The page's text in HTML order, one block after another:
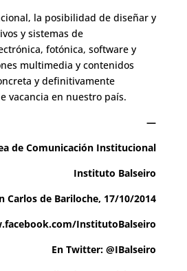
la posibilidad de diseñar y
y sistemas de
fotónica, software y
multimedia y contenidos
y definitivamente
vacancia en nuestro país.
—
de Comunicación Institucional
Instituto Balseiro
Carlos de Bariloche, 17/10/2014
InstitutoBalseiro
En Twitter: @IBalseiro